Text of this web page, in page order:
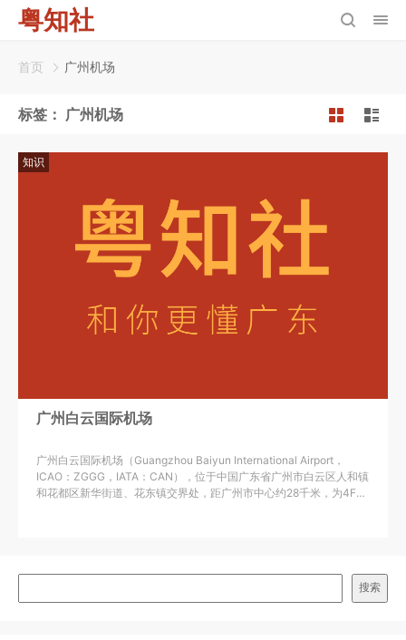
粤知社
首页 广州机场
标签： 广州机场
知识
广州白云国际机场
广州白云国际机场（Guangzhou Baiyun International Airport，
ICAO：ZGGG，IATA：CAN），位于中国广东省广州市白云区人和镇
和花都区新华街道、花东镇交界处，距广州市中心约28千米，为4F级
搜索